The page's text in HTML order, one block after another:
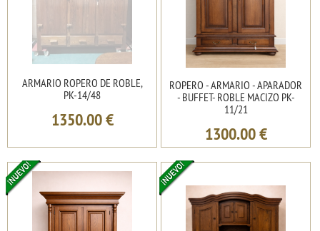
ARMARIO ROPERO DE ROBLE,
PK-14/48
1350.00€
ROPERO - ARMARIO - APARADOR
- BUFFET- ROBLE MACIZO PK-
11/21
1300.00€